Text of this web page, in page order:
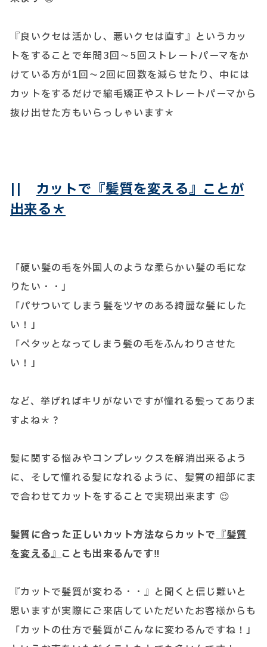
『良いクセは活かし、悪いクセは直す』というカッ
トをすることで年間3回～5回ストレートパーマをか
けている方が1回～2回に回数を減らせたり、中には
カットをするだけで縮毛矯正やストレートパーマから
抜け出せた方もいらっしゃいます＊
||カットで『髪質を変える』ことが
出来る＊
「硬い髪の毛を外国人のような柔らかい髪の毛にな
りたい・・」
「パサついてしまう髪をツヤのある綺麗な髪にした
い！」
「ペタッとなってしまう髪の毛をふんわりさせた
い！」
など、挙げればキリがないですが憧れる髪ってありま
すよね＊？
髪に関する悩みやコンプレックスを解消出来るよう
に、そして憧れる髪になれるように、髪質の細部にま
で合わせてカットをすることで実現出来ます 😉
髪質に合った正しいカット方法ならカットで『髪質
を変える』ことも出来るんです‼
『カットで髪質が変わる・・』と聞くと信じ難いと
思いますが実際にご来店していただいたお客様からも
「カットの仕方で髪質がこんなに変わるんですね！」